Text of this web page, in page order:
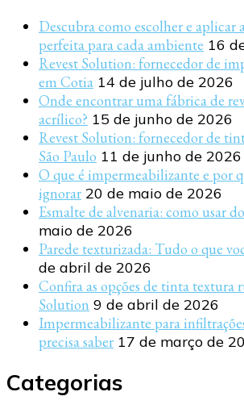
Descubra como escolher e aplicar
perfeita para cada ambiente 16
Revest Solution: fornecedor de
em Cotia 14 de julho de 2026
Onde encontrar uma fábrica de
acrílico? 15 de junho de 2026
Revest Solution: fornecedor de
São Paulo 11 de junho de 2026
O que é impermeabilizante e por
ignorar 20 de maio de 2026
Esmalte de alvenaria: como usar
maio de 2026
Parede texturizada: Tudo o que
de abril de 2026
Confira as opções de tinta textura
Solution 9 de abril de 2026
Impermeabilizante para
precisa saber 17 de março de
Categorias